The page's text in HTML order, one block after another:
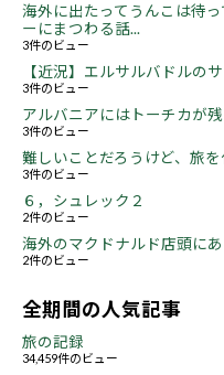
海外に出たってうんこは待
ーにまつわる話...
3件のビュー
【近況】エルサルバドルの
3件のビュー
アルバニアにはトーチカが残
3件のビュー
難しいことだろうけど、旅
3件のビュー
６，シュレック２
2件のビュー
海外のマクドナルド店頭に
2件のビュー
全期間の人気記事
旅の記録
34,459件のビュー